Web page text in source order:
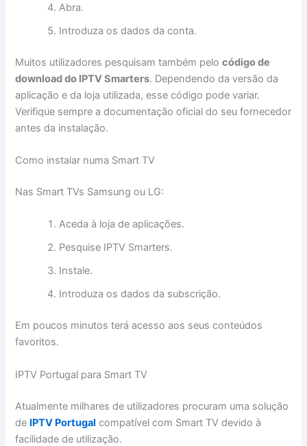
Abra.
Introduza os dados da conta.
Muitos utilizadores pesquisam também pelocódigo de
download do IPTV Smarters. Dependendo da versão da
aplicação e da loja utilizada, esse código pode variar.
Verifique sempre a documentação oficial do seu fornecedor
antes da instalação.
Como instalar numa Smart TV
Nas Smart TVs Samsung ou LG:
Aceda à loja de aplicações.
Pesquise IPTV Smarters.
Instale.
Introduza os dados da subscrição.
Em poucos minutos terá acesso aos seus conteúdos
favoritos.
IPTV Portugal para Smart TV
Atualmente milhares de utilizadores procuram uma solução
de IPTV Portugal compatível com Smart TV devido à
facilidade de utilização.